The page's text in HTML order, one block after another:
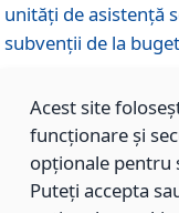
unități de asistenţă
subvenţii de la
899/21.12.2023
Aprobarea
sociale furnizate în
Acest site
funcționare și
opționale pentru
Puteți accepta